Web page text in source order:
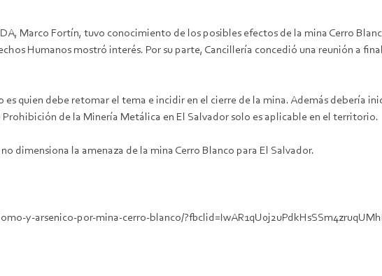
Marco Fortín, tuvo conocimiento de los posibles efectos de la mina Cerro
Humanos mostró interés. Por su parte, Cancillería concedió una reunión a
quien debe retomar el tema e incidir en el cierre de la mina. Además debería
de la Minería Metálica en El Salvador solo es aplicable en el territorio.
dimensiona la amenaza de la mina Cerro Blanco para El Salvador.
y-arsenico-por-mina-cerro-blanco/